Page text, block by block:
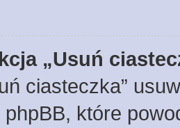
„Usuń
ciasteczka”
które